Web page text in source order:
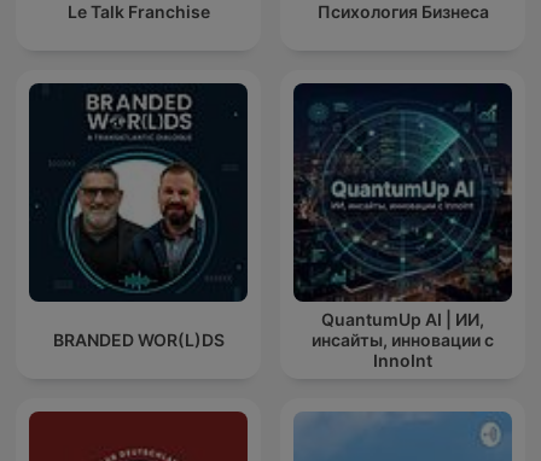
Le Talk Franchise Психология Бизнеса
BRANDED WOR(L)DS
QuantumUp AI | ИИ,
инсайты, инновации с
InnoInt